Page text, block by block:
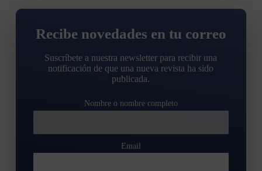
Recibe novedades en tu correo
Suscríbete a nuestra newsletter para recibir una
notificación de que una nueva revista ha sido
publicada.
Nombre o nombre completo
Email